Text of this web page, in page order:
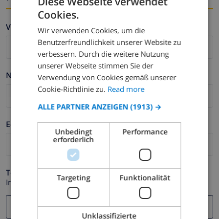
Vorname *
Nachname *
E-mail *
Telefonnummer *
Im Fall Ihre E-mail Adresse nicht korrekt funktioniert.
DUTCH
SPANISH
GERMAN
DANISH
NORWEGIAN
Cookies.
Wir verwenden Cookies, um die
Benutzerfreundlichkeit unserer Website zu
verbessern. Durch die weitere Nutzung
unserer Webseite stimmen Sie der
Verwendung von Cookies gemäß unserer
Cookie-Richtlinie zu. Read more
ALLE PARTNER ANZEIGEN (1913) →
Unbedingt
erforderlich
Performance
Targeting Funktionalität
Unklassifizierte